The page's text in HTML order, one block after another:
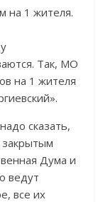
на 1 жителя.
Так, МО
на 1 жителя
сказать,
Дума и
ведут
все их